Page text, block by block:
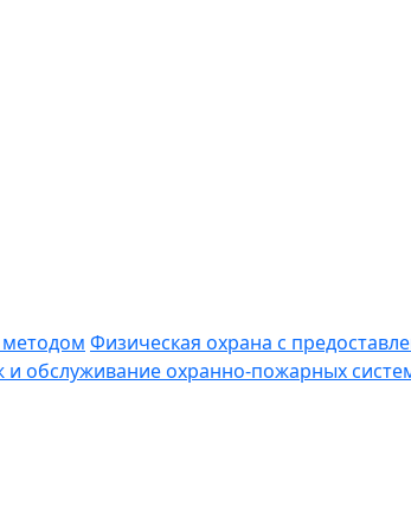
Физическая охрана с
обслуживание охранно-пожарных